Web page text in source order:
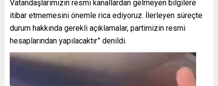
Vatandaşlarımızın resmi kanallardan gelmeyen bilgilere
itibar etmemesini önemle rica ediyoruz. İlerleyen süreçte
durum hakkında gerekli açıklamalar, partimizin resmi
hesaplarından yapılacaktır” denildi.